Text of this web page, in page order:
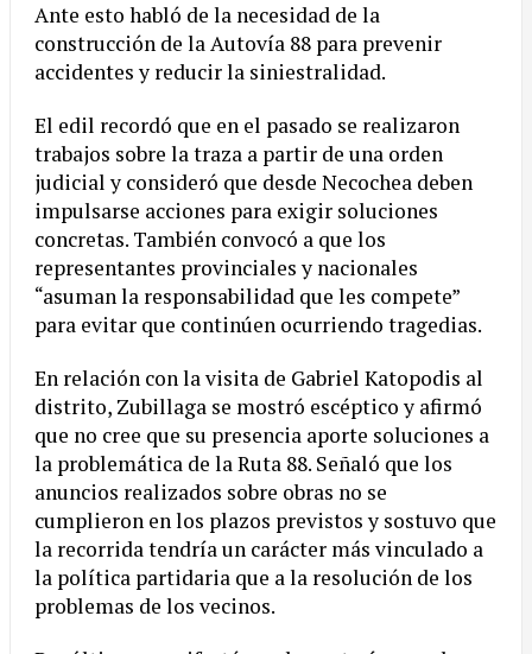
Ante esto habló de la necesidad de la
construcción de la Autovía 88 para prevenir
accidentes y reducir la siniestralidad.
El edil recordó que en el pasado se realizaron
trabajos sobre la traza a partir de una orden
judicial y consideró que desde Necochea deben
impulsarse acciones para exigir soluciones
concretas. También convocó a que los
representantes provinciales y nacionales
“asuman la responsabilidad que les compete”
para evitar que continúen ocurriendo tragedias.
En relación con la visita de Gabriel Katopodis al
distrito, Zubillaga se mostró escéptico y afirmó
que no cree que su presencia aporte soluciones a
la problemática de la Ruta 88. Señaló que los
anuncios realizados sobre obras no se
cumplieron en los plazos previstos y sostuvo que
la recorrida tendría un carácter más vinculado a
la política partidaria que a la resolución de los
problemas de los vecinos.